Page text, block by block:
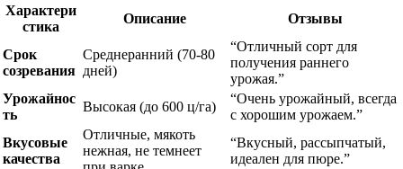
Характери
стика
Описание Отзывы
Срок
созревания
Среднеранний (70-80
дней)
“Отличный сорт для
получения раннего
урожая.”
Урожайнос
ть
Высокая (до 600 ц/га)
“Очень урожайный, всегда
с хорошим урожаем.”
Вкусовые
качества
Отличные, мякоть
нежная, не темнеет
“Вкусный, рассыпчатый,
идеален для пюре.”